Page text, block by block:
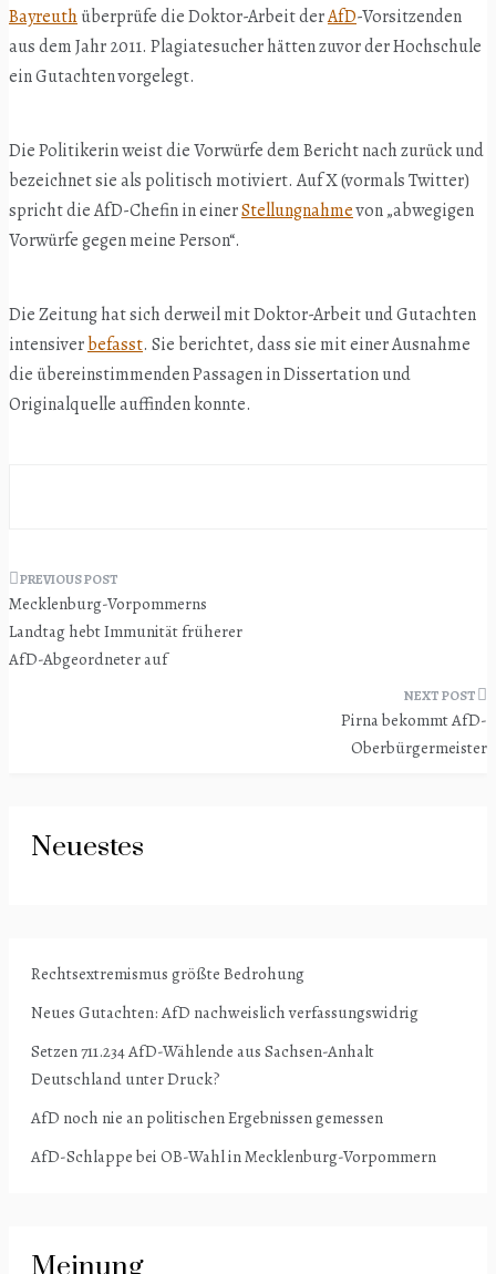
Bayreuthüberprüfe die Doktor-Arbeit derAfD-Vorsitzenden
aus dem Jahr 2011. Plagiatesucher hätten zuvor der Hochschule
ein Gutachten vorgelegt.
Die Politikerin weist die Vorwürfe dem Bericht nach zurück und
bezeichnet sie als politisch motiviert. Auf X (vormals Twitter)
spricht die AfD-Chefin in einerStellungnahmevon „abwegigen
Vorwürfe gegen meine Person“.
Die Zeitung hat sich derweil mit Doktor-Arbeit und Gutachten
intensiverbefasst. Sie berichtet, dass sie mit einer Ausnahme
die übereinstimmenden Passagen in Dissertation und
Originalquelle auffinden konnte.
Beitragsnavigation
Mecklenburg-Vorpommerns
Landtag hebt Immunität früherer
AfD-Abgeordneter auf
Pirna bekommt AfD-
Oberbürgermeister
Neuestes
Rechtsextremismus größte Bedrohung
Neues Gutachten: AfD nachweislich verfassungswidrig
Setzen 711.234 AfD-Wählende aus Sachsen-Anhalt
Deutschland unter Druck?
AfD noch nie an politischen Ergebnissen gemessen
AfD-Schlappe bei OB-Wahl in Mecklenburg-Vorpommern
Meinung